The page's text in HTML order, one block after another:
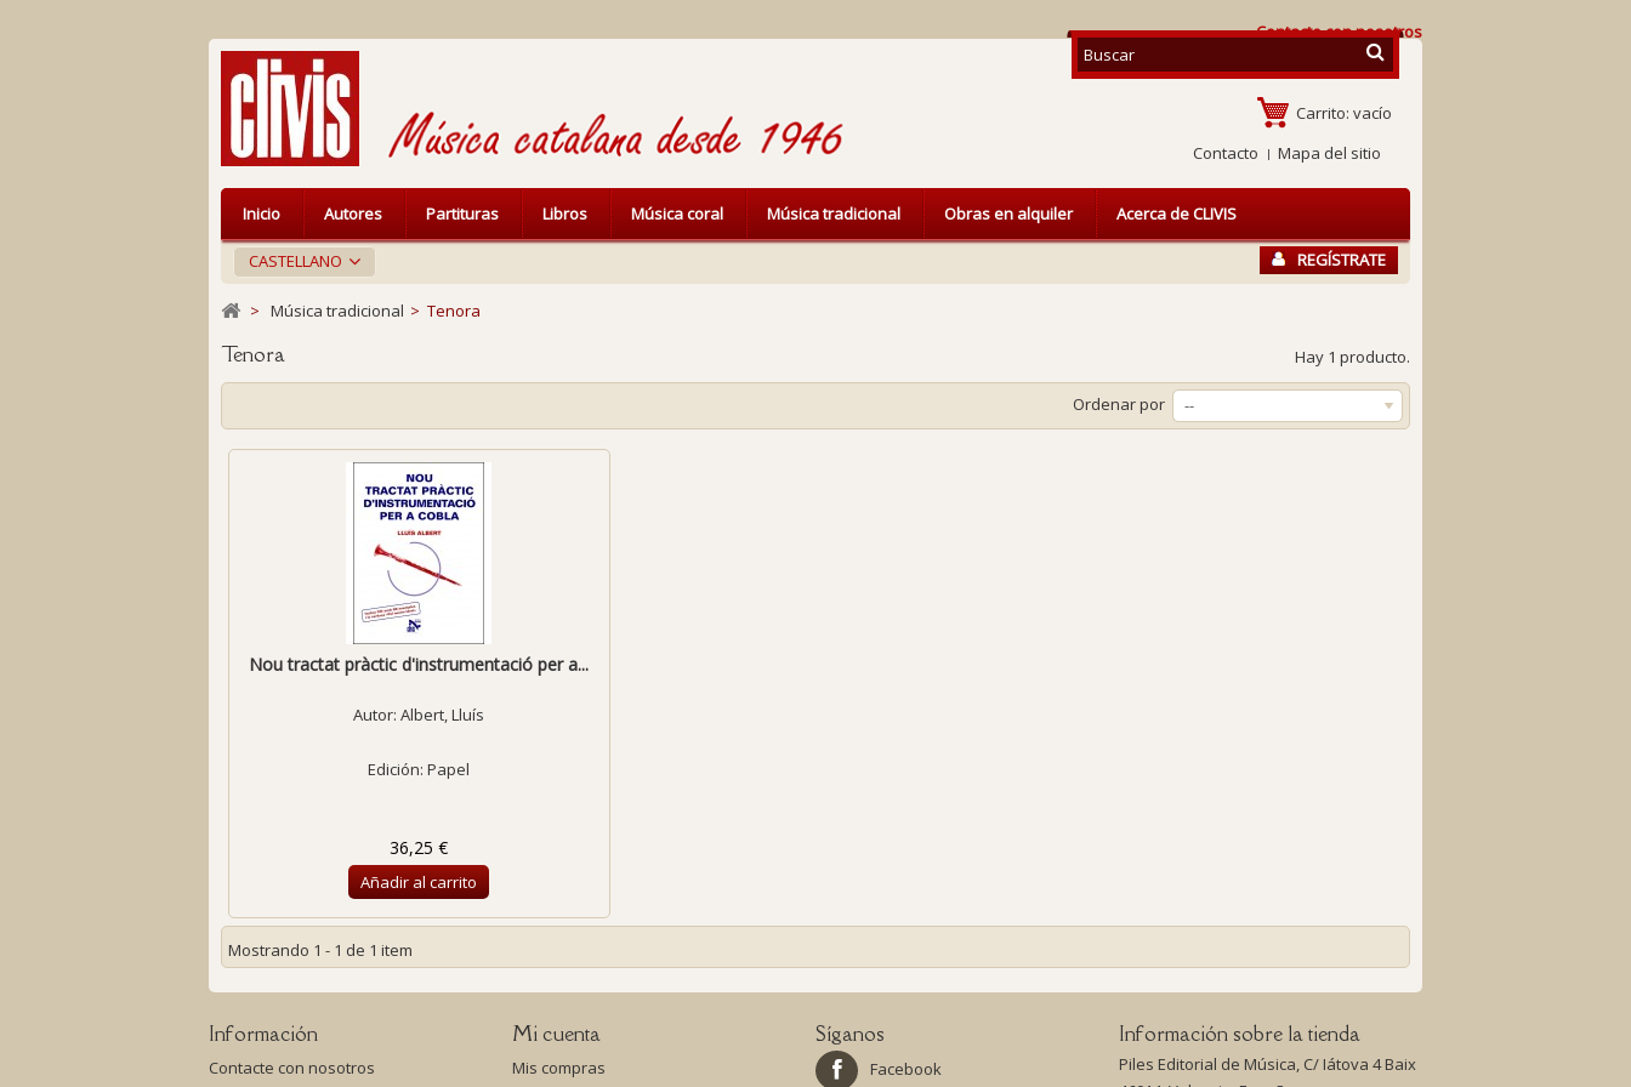
Contacte con nosotros
Carrito: vacío
Contacto
Mapa del sitio
CASTELLANO REGÍSTRATE
Inicio Autores Partituras Libros Música coral Música tradicional Obras en alquiler Acerca de CLIVIS
> Música tradicional > Tenora
Tenora Hay 1 producto.
Ordenar por --
Nou tractat pràctic d'instrumentació per a...
Autor:Albert, Lluís
Edición: Papel
36,25 €
Añadir al carrito
Mostrando 1 - 1 de 1 item
Información
Contacte con nosotros
Mi cuenta
Mis compras
Síganos
Facebook
Información sobre la tienda
Piles Editorial de Música, C/ Iátova 4 Baix